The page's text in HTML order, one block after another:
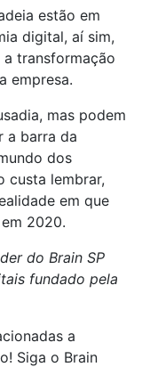
estão em
digital, aí sim,
transformação
empresa.
mas podem
a barra da
dos
custa lembrar,
em que
2020.
do Brain SP
fundado pela
a
Siga o Brain